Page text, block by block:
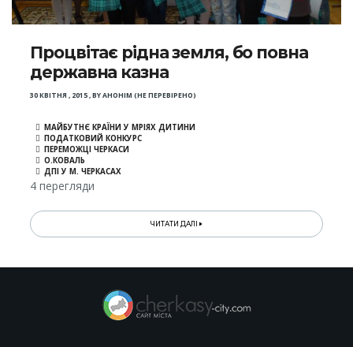
Процвітає рідна земля, бо повна
державна казна
30 КВІТНЯ , 2015,BYАНОНІМ (НЕ ПЕРЕВІРЕНО)
МАЙБУТНЄ КРАЇНИ У МРІЯХ ДИТИНИ
ПОДАТКОВИЙ КОНКУРС
ПЕРЕМОЖЦІ ЧЕРКАСИ
О.КОВАЛЬ
ДПІ У М. ЧЕРКАСАХ
4 перегляди
ЧИТАТИ ДАЛІ